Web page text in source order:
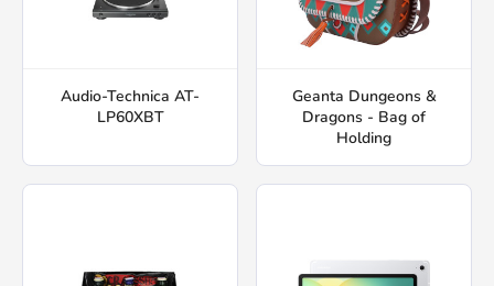
Audio-Technica AT-
LP60XBT
Geanta Dungeons &
Dragons - Bag of
Holding